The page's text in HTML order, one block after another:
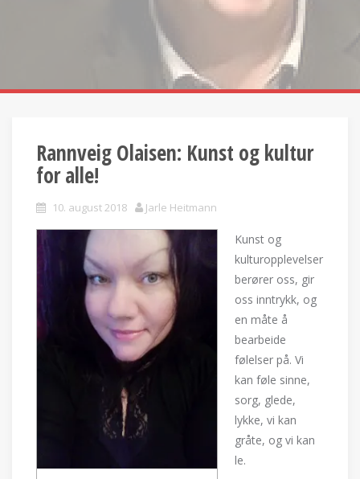
Rannveig Olaisen: Kunst og kultur
for alle!
10. august 2018 Jarle Heitmann
Kunst og
kulturopplevelser
berører oss, gir
oss inntrykk, og
en måte å
bearbeide
følelser på. Vi
kan føle sinne,
sorg, glede,
lykke, vi kan
gråte, og vi kan
le.